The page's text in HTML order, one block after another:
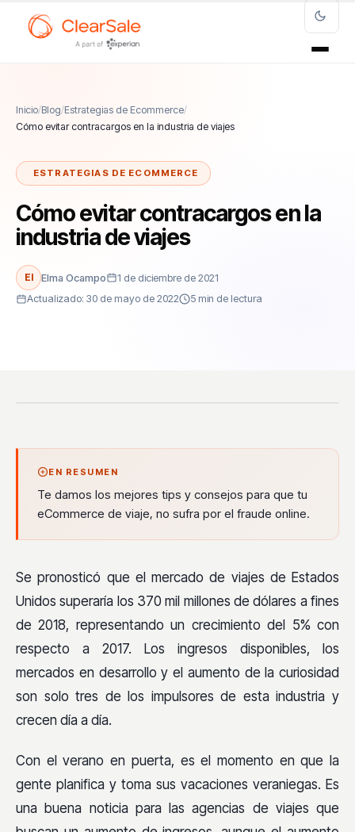
Inicio/Blog/Estrategias de Ecommerce/
Cómo evitar contracargos en la industria de viajes
ESTRATEGIAS DE ECOMMERCE
Cómo evitar contracargos en la
industria de viajes
El Elma Ocampo
1 de diciembre de 2021
Actualizado: 30 de mayo de 2022
5 min de lectura
EN RESUMEN
Te damos los mejores tips y consejos para que tu
eCommerce de viaje, no sufra por el fraude online.
Se pronosticó que el mercado de viajes de Estados
Unidos superaría los 370 mil millones de dólares a fines
de 2018, representando un crecimiento del 5% con
respecto a 2017. Los ingresos disponibles, los
mercados en desarrollo y el aumento de la curiosidad
son solo tres de los impulsores de esta industria y
crecen día a día.
Con el verano en puerta, es el momento en que la
gente planifica y toma sus vacaciones veraniegas. Es
una buena noticia para las agencias de viajes que